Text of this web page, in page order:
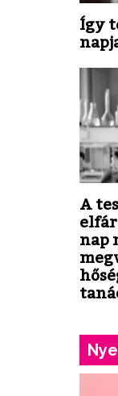
Így
A
nap